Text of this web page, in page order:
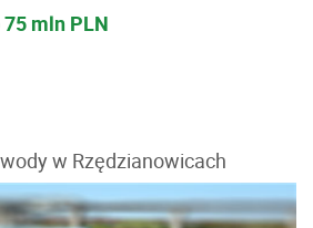
mln PLN
w Rzędzianowicach